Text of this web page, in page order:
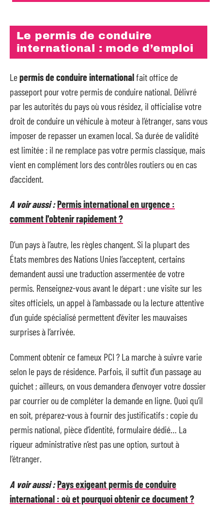
Le permis de conduire
international : mode d’emploi
Lepermis de conduire internationalfait office de
passeport pour votre permis de conduire national. Délivré
par les autorités du pays où vous résidez, il officialise votre
droit de conduire un véhicule à moteur à l’étranger, sans vous
imposer de repasser un examen local. Sa durée de validité
est limitée : il ne remplace pas votre permis classique, mais
vient en complément lors des contrôles routiers ou en cas
d’accident.
A voir aussi :Permis international en urgence :
comment l'obtenir rapidement ?
D’un pays à l’autre, les règles changent. Si la plupart des
États membres des Nations Unies l’acceptent, certains
demandent aussi une traduction assermentée de votre
permis. Renseignez-vous avant le départ : une visite sur les
sites officiels, un appel à l’ambassade ou la lecture attentive
d’un guide spécialisé permettent d’éviter les mauvaises
surprises à l’arrivée.
Comment obtenir ce fameux PCI ? La marche à suivre varie
selon le pays de résidence. Parfois, il suffit d’un passage au
guichet ; ailleurs, on vous demandera d’envoyer votre dossier
par courrier ou de compléter la demande en ligne. Quoi qu’il
en soit, préparez-vous à fournir des justificatifs : copie du
permis national, pièce d’identité, formulaire dédié… La
rigueur administrative n’est pas une option, surtout à
l’étranger.
A voir aussi :Pays exigeant permis de conduire
international : où et pourquoi obtenir ce document ?